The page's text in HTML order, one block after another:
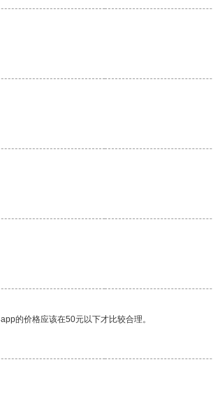
的价格应该在50元以下才比较合理。